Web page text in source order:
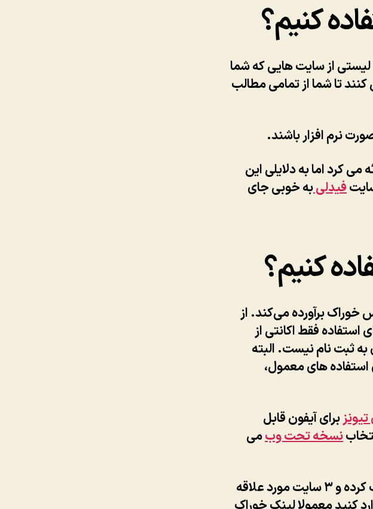
کنیم؟
لیستی از سایت هایی که شما
تا شما از تمامی مطالب
نرم افزار باشند.
می کرد اما به دلایلی این
فیدلیبه خوبی جای
کنیم؟
خوراک برآورده می‌کند. از
فقط اکانتی از
ثبت نام نیست. البته
های معمول،
برای آیفون قابل
نسخه تحت وبمی
در همان ابتدا نامی برای لیست خود انخاب کرده و ۳ سایت مورد علاقه